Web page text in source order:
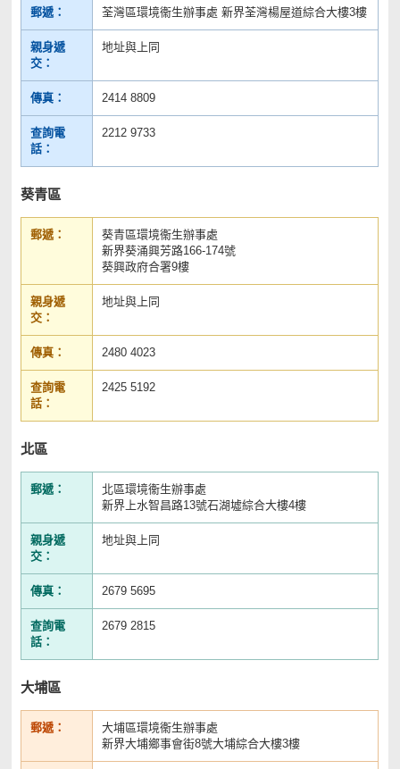
郵遞： 荃灣區環境衞生辦事處 新界荃灣楊屋道綜合大樓3樓
親身遞
交：
地址與上同
傳真： 2414 8809
查詢電
話：
2212 9733
葵青區
郵遞：
葵青區環境衞生辦事處
新界葵涌興芳路166-174號
葵興政府合署9樓
親身遞
交：
地址與上同
傳真： 2480 4023
查詢電
話：
2425 5192
北區
郵遞：
北區環境衞生辦事處
新界上水智昌路13號石湖墟綜合大樓4樓
親身遞
交：
地址與上同
傳真： 2679 5695
查詢電
話：
2679 2815
大埔區
郵遞：
大埔區環境衞生辦事處
新界大埔鄉事會街8號大埔綜合大樓3樓